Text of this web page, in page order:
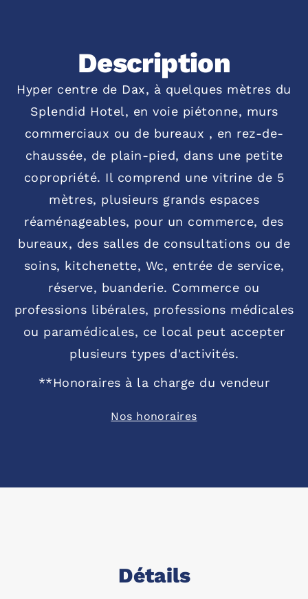
Description
Hyper centre de Dax, à quelques mètres du
Splendid Hotel, en voie piétonne, murs
commerciaux ou de bureaux , en rez-de-
chaussée, de plain-pied, dans une petite
copropriété. Il comprend une vitrine de 5
mètres, plusieurs grands espaces
réaménageables, pour un commerce, des
bureaux, des salles de consultations ou de
soins, kitchenette, Wc, entrée de service,
réserve, buanderie. Commerce ou
professions libérales, professions médicales
ou paramédicales, ce local peut accepter
plusieurs types d'activités.
**Honoraires à la charge du vendeur
Nos honoraires
Détails